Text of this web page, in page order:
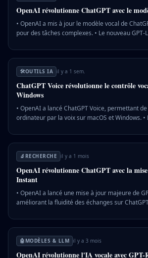
l'interaction naturelle avec l'IA, mais soulèvent
sur l'anthropomorphisme et ses impacts
mentale.
OpenAI révolutionne ChatGPT avec le
• OpenAI a mis à jour le modèle vocal de
pour des tâches complexes. • Le nouveau
bug humoristique a été signalé, où le modèle
durant les conversations. 💡 Pourquoi c'est
jour renforce l'efficacité et la fluidité des
🛠️OUTILS IA il y a 1 sem.
ChatGPT Voice révolutionne le contrôle
Windows
• OpenAI a lancé ChatGPT Voice, permettant
ordinateur par la voix sur macOS et Windows.
d'agenda ou la rédaction d'emails. • Anthropic
avec Claude, qui utilise un mode vocal par
diverses applications. 💡 Pourquoi c'est
vocaux, transformant l'interaction homme-
🔬 RECHERCHE il y a 1 mois
OpenAI révolutionne ChatGPT avec la
Instant
• OpenAI a lancé une mise à jour majeure de
améliorant la fluidité des échanges sur
habitudes des utilisateurs pour des réponses
La mise à jour, d'abord pour les abonnés
gestion des demandes complexes et les
🤖 MODÈLES & LLM il y a 3 mois
OpenAI révolutionne l'IA vocale avec GPT-